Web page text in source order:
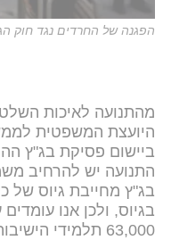
הפגנה של החרדים נגד חוק
מהתנועה לאיכות
היועצת המשפטית
ביישום פסיקת בג"ץ
התנועה יש להרחיב
בג"ץ מחייבת גיוס של
בגיוס, ולכן אנו
63,000 תלמידי הישיבות בגיל הגיוס".